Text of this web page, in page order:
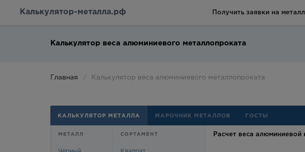
Калькулятор-металла.рф Получить заявки на металл
Калькулятор веса алюминиевого металлопроката
Главная Калькулятор веса алюминиевого металлопроката